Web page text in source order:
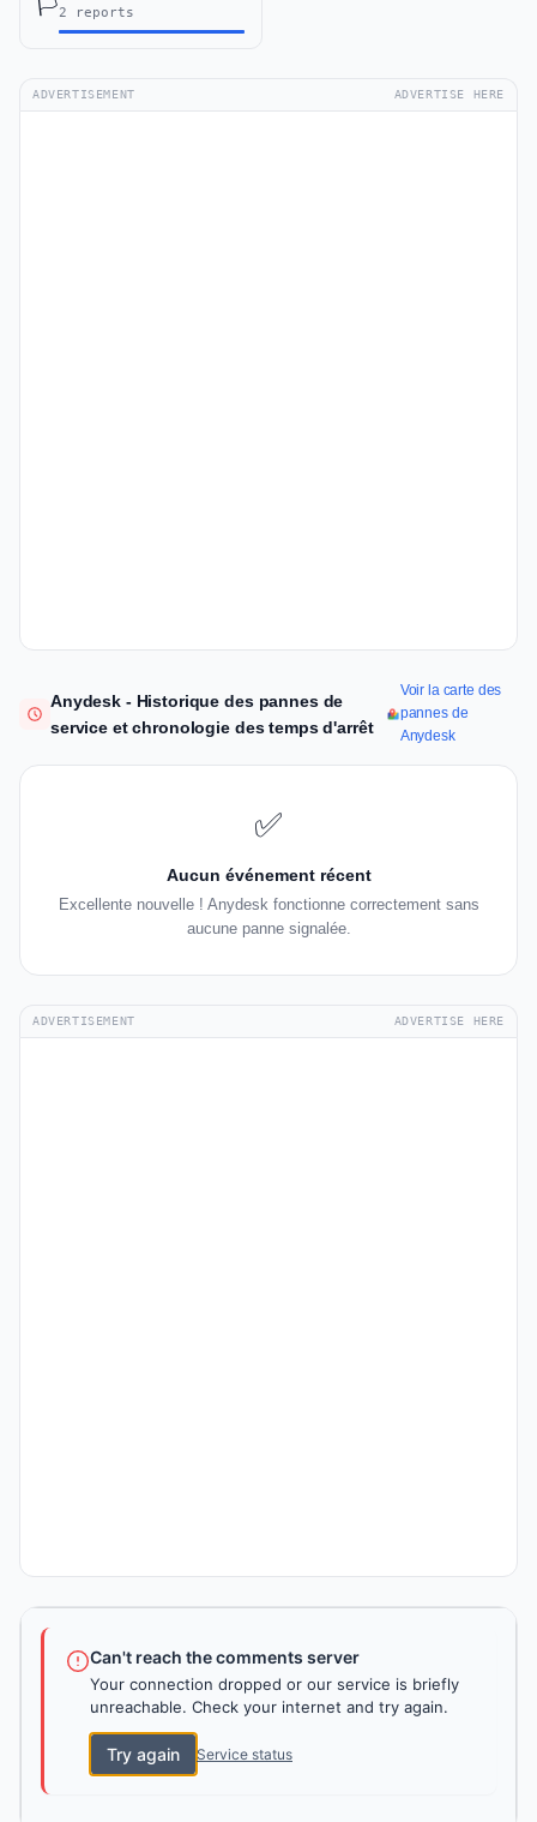
🏳️2 reports
ADVERTISEMENT ADVERTISE HERE
Anydesk - Historique des pannes de
service et chronologie des temps d'arrêt
Voir la carte des
pannes de
Anydesk
✅
Aucun événement récent
Excellente nouvelle ! Anydesk fonctionne correctement sans
aucune panne signalée.
ADVERTISEMENT ADVERTISE HERE
Can't reach the comments server
Your connection dropped or our service is briefly
unreachable. Check your internet and try again.
Try again Service status